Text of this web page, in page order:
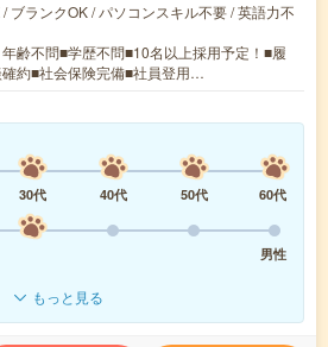
ブランクOK / パソコンスキル不要 / 英語力不
齢不問■学歴不問■10名以上採用予定！■履
約■社会保険完備■社員登用…
30代 40代 50代
60代
男性
もっと見る